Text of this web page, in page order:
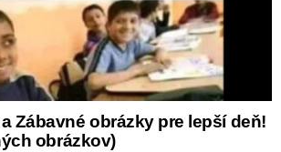
Zábavné obrázky pre lepší deň!
obrázkov)